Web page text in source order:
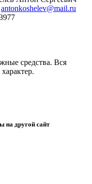
antonkoshelev@mail.ru
средства. Вся
на другой сайт